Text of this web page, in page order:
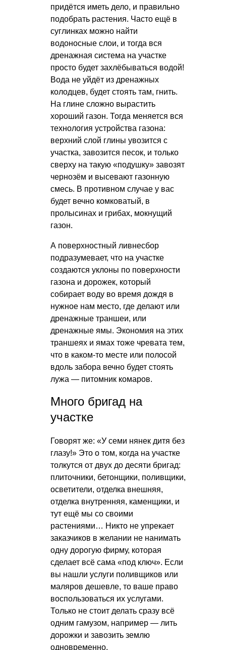
придётся иметь дело, и правильно
подобрать растения. Часто ещё в
суглинках можно найти
водоносные слои, и тогда вся
дренажная система на участке
просто будет захлёбываться водой!
Вода не уйдёт из дренажных
колодцев, будет стоять там, гнить.
На глине сложно вырастить
хороший газон. Тогда меняется вся
технология устройства газона:
верхний слой глины увозится с
участка, завозится песок, и только
сверху на такую «подушку» завозят
чернозём и высевают газонную
смесь. В противном случае у вас
будет вечно комковатый, в
пролысинах и грибах, мокнущий
газон.
А поверхностный ливнесбор
подразумевает, что на участке
создаются уклоны по поверхности
газона и дорожек, который
собирает воду во время дождя в
нужное нам место, где делают или
дренажные траншеи, или
дренажные ямы. Экономия на этих
траншеях и ямах тоже чревата тем,
что в каком-то месте или полосой
вдоль забора вечно будет стоять
лужа — питомник комаров.
Много бригад на
участке
Говорят же: «У семи нянек дитя без
глазу!» Это о том, когда на участке
толкутся от двух до десяти бригад:
плиточники, бетонщики, поливщики,
осветители, отделка внешняя,
отделка внутренняя, каменщики, и
тут ещё мы со своими
растениями… Никто не упрекает
заказчиков в желании не нанимать
одну дорогую фирму, которая
сделает всё сама «под ключ». Если
вы нашли услуги поливщиков или
маляров дешевле, то ваше право
воспользоваться их услугами.
Только не стоит делать сразу всё
одним гамузом, например — лить
дорожки и завозить землю
одновременно.